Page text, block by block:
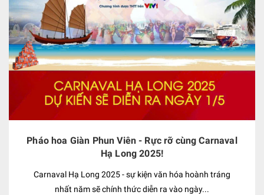
Pháo hoa Giàn Phun Viên - Rực rỡ cùng Carnaval
Hạ Long 2025!
Carnaval Hạ Long 2025 - sự kiện văn hóa hoành tráng
nhất năm sẽ chính thức diễn ra vào ngày...